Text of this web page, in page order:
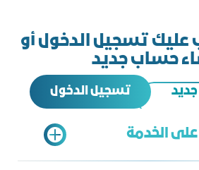
عليك تسجيل الدخول أو
حساب جديد
تسجيل الدخول
على الخدمة